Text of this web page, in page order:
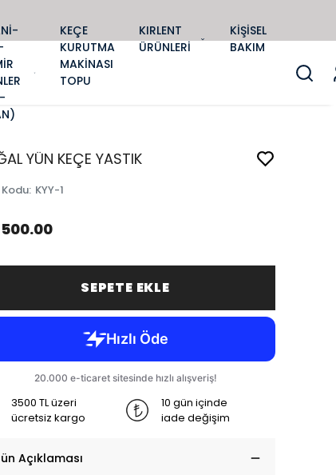
KEÇE
KURUTMA
MAKİNASI
TOPU
KIRLENT
ÜRÜNLERİ
KİŞİSEL
BAKIM
YÜN KEÇE YASTIK
Kodu: KYY-1
SEPETE EKLE
3500 TL üzeri
ücretsiz kargo
10 gün içinde
iade değişim
Açıklaması